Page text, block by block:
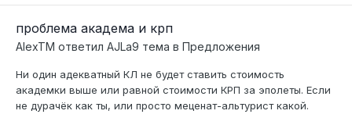
проблема академа и крп
AlexTM ответил AJLa9 тема в Предложения
Ни один адекватный КЛ не будет ставить стоимость
академки выше или равной стоимости КРП за эполеты. Если
не дурачёк как ты, или просто меценат-альтурист какой.